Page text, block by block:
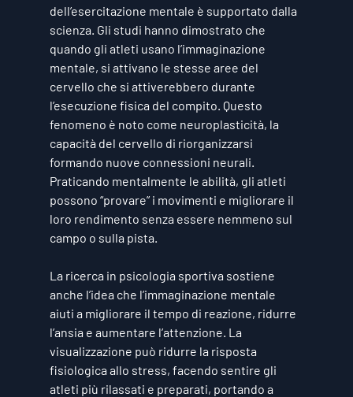
dell’esercitazione mentale è supportato dalla
scienza. Gli studi hanno dimostrato che
quando gli atleti usano l’immaginazione
mentale, si attivano le stesse aree del
cervello che si attiverebbero durante
l’esecuzione fisica del compito. Questo
fenomeno è noto come neuroplasticità, la
capacità del cervello di riorganizzarsi
formando nuove connessioni neurali.
Praticando mentalmente le abilità, gli atleti
possono “provare” i movimenti e migliorare il
loro rendimento senza essere nemmeno sul
campo o sulla pista.
La ricerca in psicologia sportiva sostiene
anche l’idea che l’immaginazione mentale
aiuti a migliorare il tempo di reazione, ridurre
l’ansia e aumentare l’attenzione. La
visualizzazione può ridurre la risposta
fisiologica allo stress, facendo sentire gli
atleti più rilassati e preparati, portando a